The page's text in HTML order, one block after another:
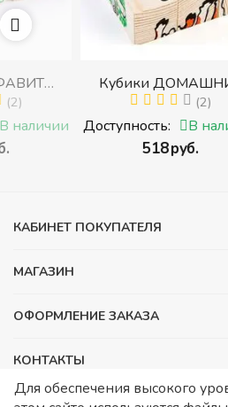
Кубики ДОМАШНИЕ
ЖИВОТНЫЕ (Томик)
(Набор кубиков
разрезных (складных))
(2)
Доступность: В наличии
КАБИНЕТ ПОКУПАТЕЛЯ
МАГАЗИН
ОФОРМЛЕНИЕ ЗАКАЗА
КОНТАКТЫ
Для обеспечения высокого